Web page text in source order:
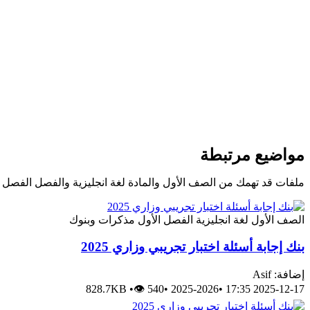
مواضيع مرتبطة
ملفات قد تهمك من الصف الأول والمادة لغة انجليزية والفصل الفصل
الصف الأول لغة انجليزية الفصل الأول مذكرات وبنوك
بنك إجابة أسئلة اختبار تجريبي وزاري 2025
إضافة: Asif
2025-12-17 17:35
•
2025-2026
•
828.7KB •👁 540